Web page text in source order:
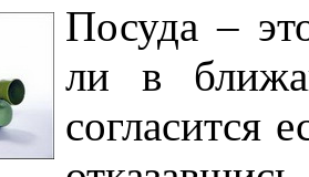
Посуда –
ли в
согласится